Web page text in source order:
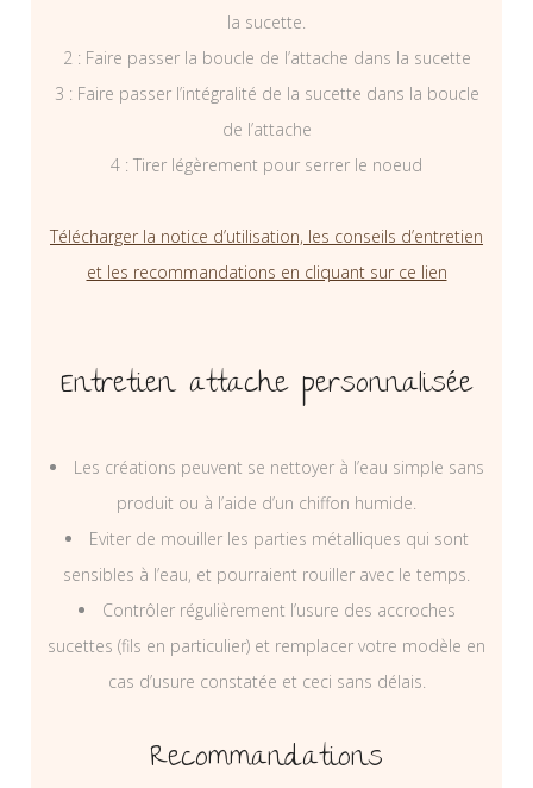
la sucette.
2 : Faire passer la boucle de l’attache dans la sucette
3 : Faire passer l’intégralité de la sucette dans la boucle
de l’attache
4 : Tirer légèrement pour serrer le noeud
Télécharger la notice d’utilisation, les conseils d’entretien
et les recommandations en cliquant sur ce lien
Entretien attache personnalisée
Les créations peuvent se nettoyer à l’eau simple sans
produit ou à l’aide d’un chiffon humide.
Eviter de mouiller les parties métalliques qui sont
sensibles à l’eau, et pourraient rouiller avec le temps.
Contrôler régulièrement l’usure des accroches
sucettes (fils en particulier) et remplacer votre modèle en
cas d’usure constatée et ceci sans délais.
Recommandations